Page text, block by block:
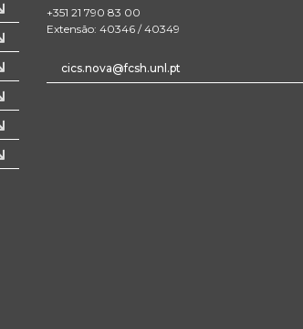
+351 21 790 83 00
Extensão: 40346 / 40349
cics.nova@fcsh.unl.pt